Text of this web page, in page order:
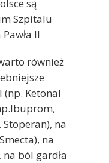
są
Szpitalu
II
również
Ketonal
na
na
ból gardła